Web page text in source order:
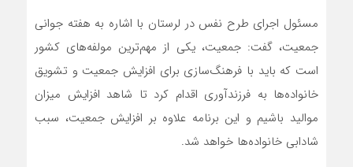
مسئول اجرای طرح نفس در لرستان با اشاره به هفته جوانی
جمعیت، گفت: جمعیت، یکی از مهم‌ترین مولفه‌های کشور
است که باید با فرهنگ‌سازی برای افزایش جمعیت و تشویق
خانواده‌ها به فرزندآوری اقدام کرد تا شاهد افزایش میزان
موالید باشیم و این برنامه علاوه بر افزایش جمعیت، سبب
شادابی خانواده‌ها خواهد شد.